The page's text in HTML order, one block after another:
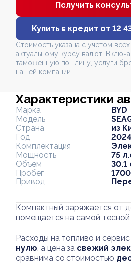
Характеристики
Марка
BYD
Модель
Страна
из
Год
2024
Комплектация
Мощность
75
Объем
30.1
Пробег
Привод
Компактный, заряжается от
помещается на самой тесной
Расходы на топливо и сервис
нулю , а цена за свежий
сравнима со стоимостью
Получить
Купить в кредит от 12
Стоимость указана с учётом
актуальному курсу валют!
таможенную пошлину, услуги
нашей компании.